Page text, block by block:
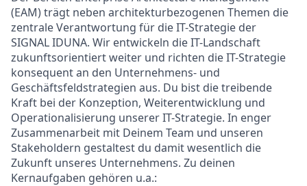
(EAM) trägt neben architekturbezogenen Themen die
zentrale Verantwortung für die IT-Strategie der
SIGNAL IDUNA. Wir entwickeln die IT-Landschaft
zukunftsorientiert weiter und richten die IT-Strategie
konsequent an den Unternehmens- und
Geschäftsfeldstrategien aus. Du bist die treibende
Kraft bei der Konzeption, Weiterentwicklung und
Operationalisierung unserer IT-Strategie. In enger
Zusammenarbeit mit Deinem Team und unseren
Stakeholdern gestaltest du damit wesentlich die
Zukunft unseres Unternehmens. Zu deinen
Kernaufgaben gehören u.a.: